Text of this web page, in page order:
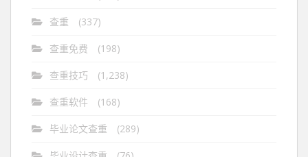
查重 (337)
查重免费 (198)
查重技巧 (1,238)
查重软件 (168)
毕业论文查重 (289)